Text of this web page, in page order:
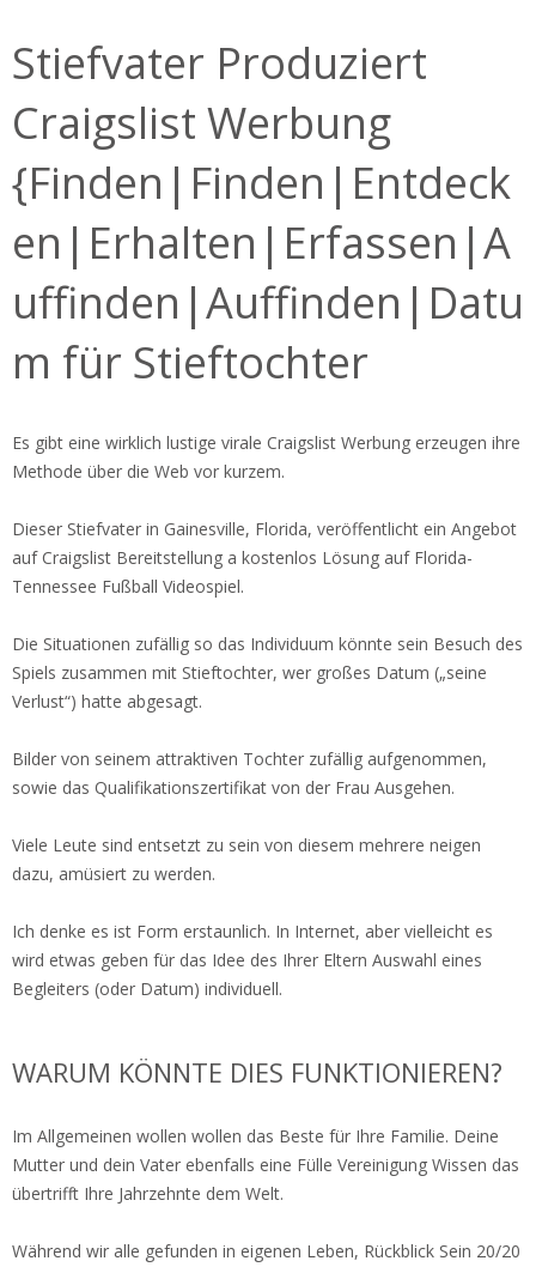
Stiefvater Produziert
Craigslist Werbung
{Finden|Finden|Entdeck
en|Erhalten|Erfassen|A
uffinden|Auffinden|Datu
m für Stieftochter
Es gibt eine wirklich lustige virale Craigslist Werbung erzeugen ihre
Methode über die Web vor kurzem.
Dieser Stiefvater in Gainesville, Florida, veröffentlicht ein Angebot
auf Craigslist Bereitstellung a kostenlos Lösung auf Florida-
Tennessee Fußball Videospiel.
Die Situationen zufällig so das Individuum könnte sein Besuch des
Spiels zusammen mit Stieftochter, wer großes Datum („seine
Verlust“) hatte abgesagt.
Bilder von seinem attraktiven Tochter zufällig aufgenommen,
sowie das Qualifikationszertifikat von der Frau Ausgehen.
Viele Leute sind entsetzt zu sein von diesem mehrere neigen
dazu, amüsiert zu werden.
Ich denke es ist Form erstaunlich. In Internet, aber vielleicht es
wird etwas geben für das Idee des Ihrer Eltern Auswahl eines
Begleiters (oder Datum) individuell.
WARUM KÖNNTE DIES FUNKTIONIEREN?
Im Allgemeinen wollen wollen das Beste für Ihre Familie. Deine
Mutter und dein Vater ebenfalls eine Fülle Vereinigung Wissen das
übertrifft Ihre Jahrzehnte dem Welt.
Während wir alle gefunden in eigenen Leben, Rückblick Sein 20/20